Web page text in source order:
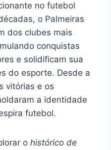
no futebol
o Palmeiras
dos clubes mais
conquistas
e solidificam sua
do esporte. Desde a
vitórias e os
a identidade
futebol.
o histórico de